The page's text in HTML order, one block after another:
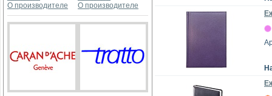
О производителе
О производителе